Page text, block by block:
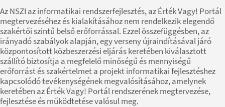
Az NSZI az informatikai rendszerfejlesztés, az Érték Vagy! Portál
megtervezéséhez és kialakításához nem rendelkezik elegendő
szakértői szintű belső erőforrással. Ezzel összefüggésben, az
irányadó szabályok alapján, egy verseny újraindításával járó
központosított közbeszerzési eljárás keretében kiválasztott
szállító biztosítja a megfelelő minőségű és mennyiségű
erőforrást és szakértelmet a projekt informatikai fejlesztéshez
kapcsolódó tevékenységének megvalósításához, amelynek
keretében az Érték Vagy! Portál rendszerének megtervezése,
fejlesztése és működtetése valósul meg.